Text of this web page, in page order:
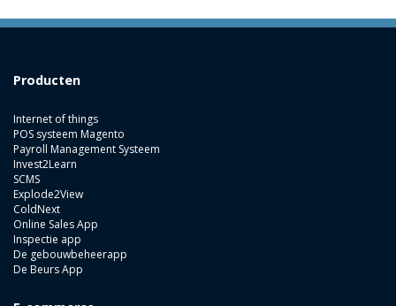
Producten
Internet of things
POS systeem Magento
Payroll Management Systeem
Invest2Learn
SCMS
Explode2View
ColdNext
Online Sales App
Inspectie app
De gebouwbeheerapp
De Beurs App